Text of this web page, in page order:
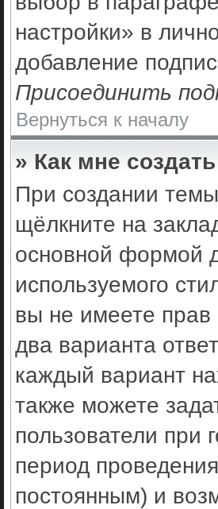
настройки» в
добавление
Присоединить
Вернуться к началу
» Как мне
При создании
щёлкните на
основной формой
используемого
вы не имеете
два варианта
каждый вариант
также можете
пользователи при
период
постоянным) и